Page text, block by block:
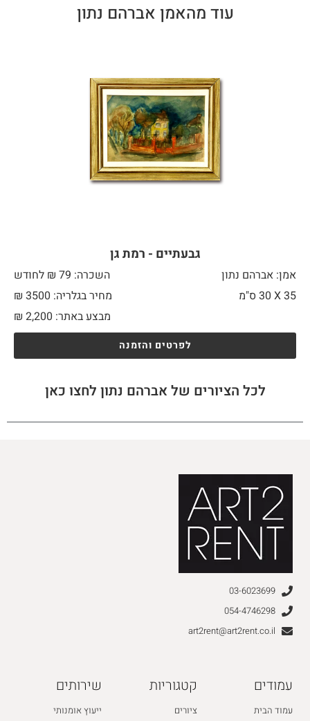
עוד מהאמן אברהם נתון
גבעתיים - רמת גן
אמן: אברהם נתון
השכרה: 79 ₪ לחודש
35 X
מחיר בגלריה: 3500 ₪
מבצע באתר:
₪ 2,200
לפרטים והזמנה
לכל הציורים של אברהם נתון לחצו כאן
03-6023699
054-4746298
art2rent@art2rent.co.il
עמודים
עמוד הבית
קטגוריות
ציורים
שירותים
ייעוץ אומנותי